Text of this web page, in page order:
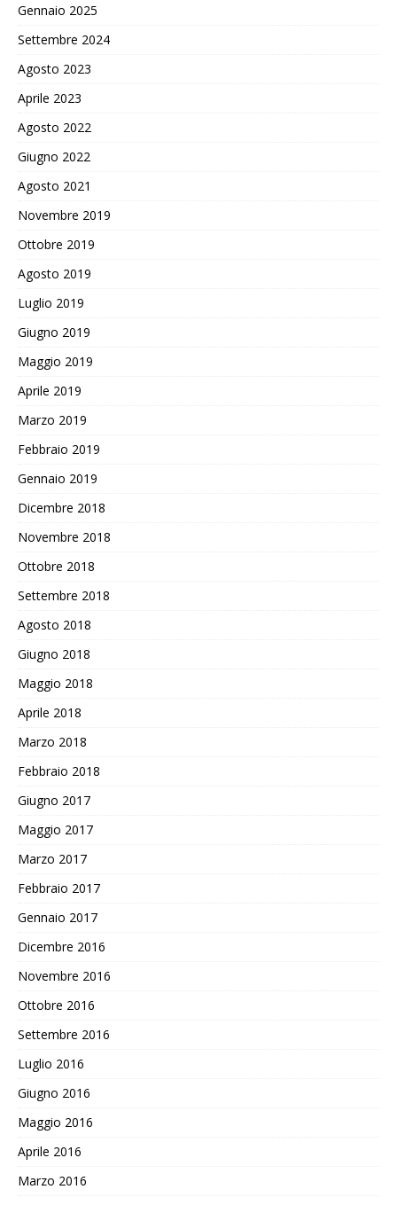
Gennaio 2025
Settembre 2024
Agosto 2023
Aprile 2023
Agosto 2022
Giugno 2022
Agosto 2021
Novembre 2019
Ottobre 2019
Agosto 2019
Luglio 2019
Giugno 2019
Maggio 2019
Aprile 2019
Marzo 2019
Febbraio 2019
Gennaio 2019
Dicembre 2018
Novembre 2018
Ottobre 2018
Settembre 2018
Agosto 2018
Giugno 2018
Maggio 2018
Aprile 2018
Marzo 2018
Febbraio 2018
Giugno 2017
Maggio 2017
Marzo 2017
Febbraio 2017
Gennaio 2017
Dicembre 2016
Novembre 2016
Ottobre 2016
Settembre 2016
Luglio 2016
Giugno 2016
Maggio 2016
Aprile 2016
Marzo 2016